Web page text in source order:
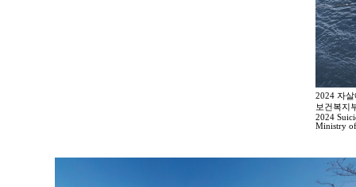
2024 자
보건복지
2024
Ministry